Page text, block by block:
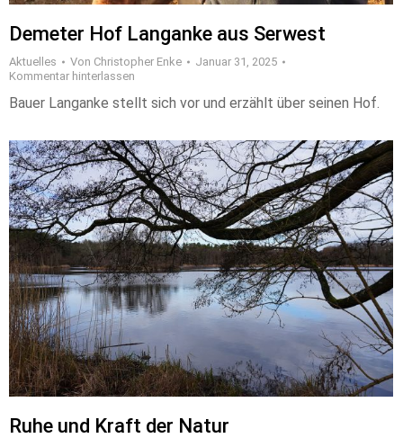
Demeter Hof Langanke aus Serwest
Aktuelles Von Christopher Enke
Januar 31, 2025
Kommentar hinterlassen
Bauer Langanke stellt sich vor und erzählt über seinen Hof.
Ruhe und Kraft der Natur